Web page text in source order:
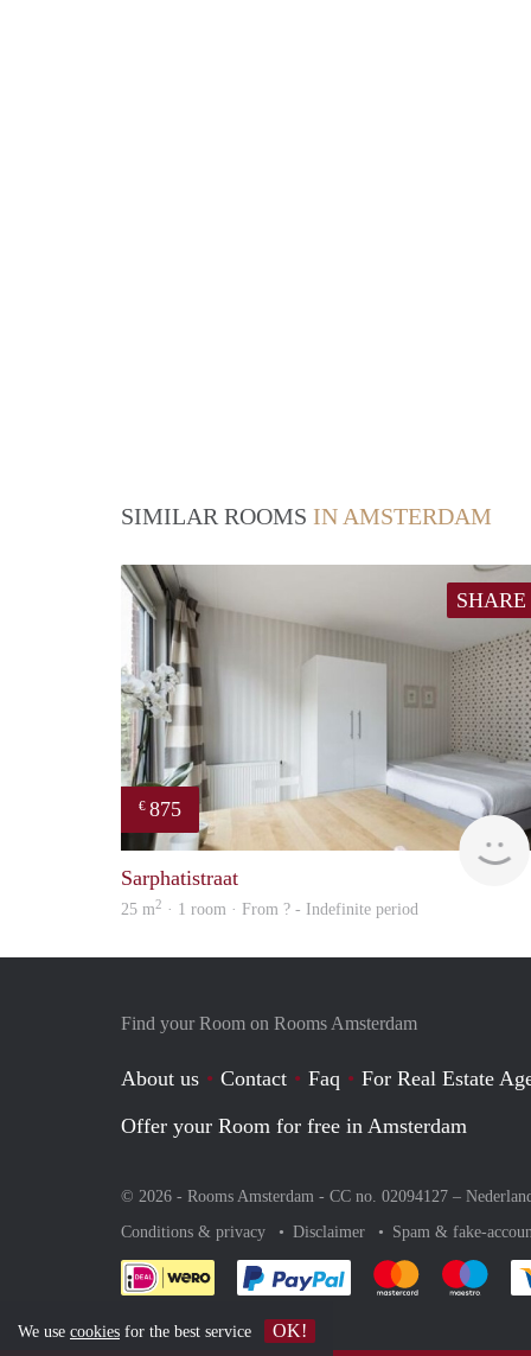
SIMILAR ROOMS IN AMSTERDAM
SHARE
€ 875
Sarphatistraat
25 m2 · 1 room · From ? - Indefinite period
Find your Room on Rooms Amsterdam
About us Contact Faq
For Real Estate
Offer your Room for free in Amsterdam
© 2026 - Rooms Amsterdam - CC no. 02094127 –
Conditions & privacy
Disclaimer Spam & fake-
Pay easily with :payment
Pay easily with
Pay
We use cookies for the best service OK!